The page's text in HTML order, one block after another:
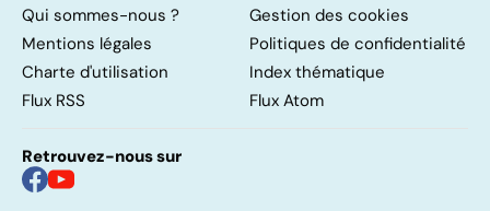
Qui sommes-nous ?
Gestion des cookies
Mentions légales
Politiques de confidentialité
Charte d'utilisation
Index thématique
Flux RSS
Flux Atom
Retrouvez-nous sur